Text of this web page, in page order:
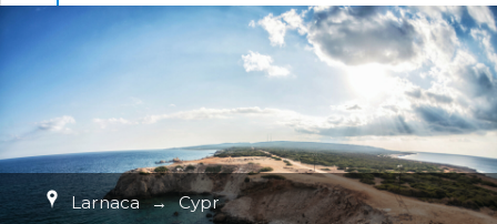
Larnaca → Cypr